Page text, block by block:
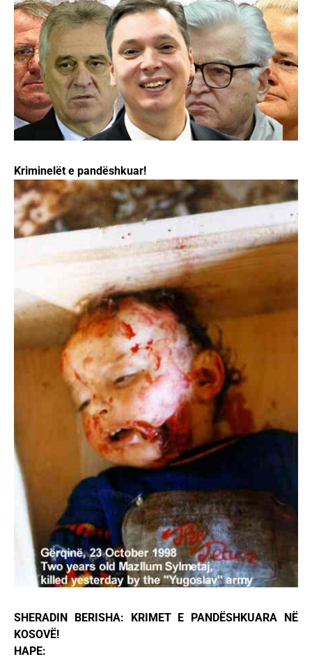
Kriminelët e pandëshkuar!
SHERADIN BERISHA: KRIMET E PANDËSHKUARA NË
KOSOVË!
HAPE: